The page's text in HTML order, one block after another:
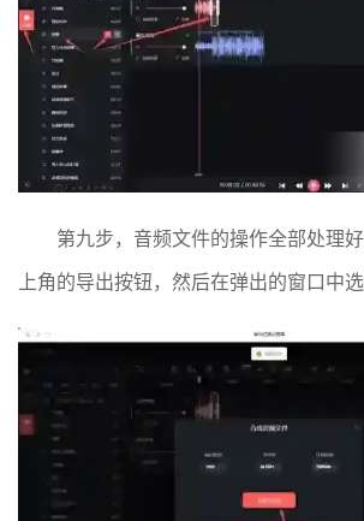
第九步，音频文件的操作全部处理
上角的导出按钮，然后在弹出的窗口中